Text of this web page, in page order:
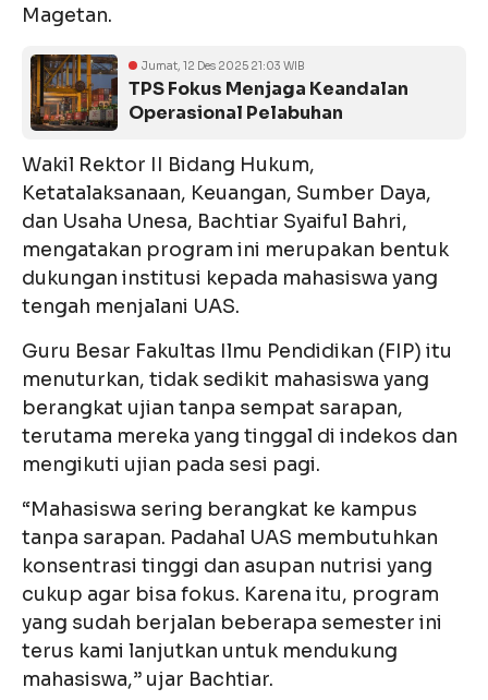
Magetan.
Jumat, 12 Des 2025 21:03 WIB
TPS Fokus Menjaga Keandalan
Operasional Pelabuhan
Wakil Rektor II Bidang Hukum,
Ketatalaksanaan, Keuangan, Sumber Daya,
dan Usaha Unesa, Bachtiar Syaiful Bahri,
mengatakan program ini merupakan bentuk
dukungan institusi kepada mahasiswa yang
tengah menjalani UAS.
Guru Besar Fakultas Ilmu Pendidikan (FIP) itu
menuturkan, tidak sedikit mahasiswa yang
berangkat ujian tanpa sempat sarapan,
terutama mereka yang tinggal di indekos dan
mengikuti ujian pada sesi pagi.
“Mahasiswa sering berangkat ke kampus
tanpa sarapan. Padahal UAS membutuhkan
konsentrasi tinggi dan asupan nutrisi yang
cukup agar bisa fokus. Karena itu, program
yang sudah berjalan beberapa semester ini
terus kami lanjutkan untuk mendukung
mahasiswa,” ujar Bachtiar.